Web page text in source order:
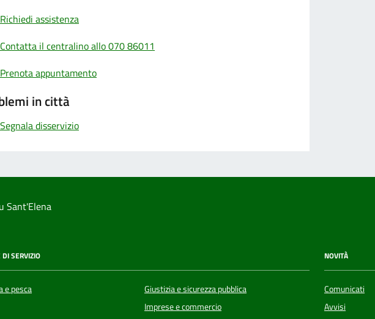
Richiedi assistenza
Contatta il centralino allo 070 86011
Prenota appuntamento
in città
Segnala disservizio
Sant'Elena
DI SERVIZIO
e pesca
Giustizia e sicurezza pubblica
Imprese e commercio
NOVITÀ
Comunicati
Avvisi